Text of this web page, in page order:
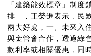
「建築能效標章」制度
排」，王榮進表示，民
兩大好處，一、未來入
與金管會合作，透過綠
款利率或相關優惠，同